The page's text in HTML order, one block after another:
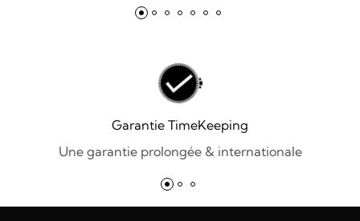
Garantie TimeKeeping
Une garantie prolongée & internationale